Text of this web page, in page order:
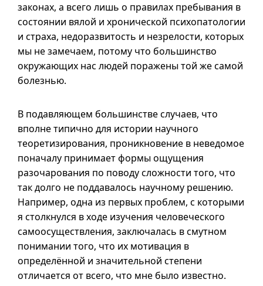
законах, а всего лишь о правилах пребывания в
состоянии вялой и хронической психопатологии
и страха, недоразвитость и незрелости, которых
мы не замечаем, потому что большинство
окружающих нас людей поражены той же самой
болезнью.
В подавляющем большинстве случаев, что
вполне типично для истории научного
теоретизирования, проникновение в неведомое
поначалу принимает формы ощущения
разочарования по поводу сложности того, что
так долго не поддавалось научному решению.
Например, одна из первых проблем, с которыми
я столкнулся в ходе изучения человеческого
самоосуществления, заключалась в смутном
понимании того, что их мотивация в
определённой и значительной степени
отличается от всего, что мне было известно.